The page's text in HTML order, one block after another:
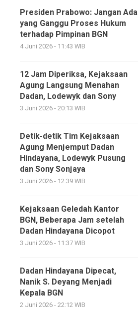
Presiden Prabowo: Jangan Ada
yang Ganggu Proses Hukum
terhadap Pimpinan BGN
4 Juni 2026 - 11:43 WIB
12 Jam Diperiksa, Kejaksaan
Agung Langsung Menahan
Dadan, Lodewyk dan Sony
3 Juni 2026 - 20:13 WIB
Detik-detik Tim Kejaksaan
Agung Menjemput Dadan
Hindayana, Lodewyk Pusung
dan Sony Sonjaya
3 Juni 2026 - 12:39 WIB
Kejaksaan Geledah Kantor
BGN, Beberapa Jam setelah
Dadan Hindayana Dicopot
3 Juni 2026 - 11:37 WIB
Dadan Hindayana Dipecat,
Nanik S. Deyang Menjadi
Kepala BGN
2 Juni 2026 - 22:12 WIB